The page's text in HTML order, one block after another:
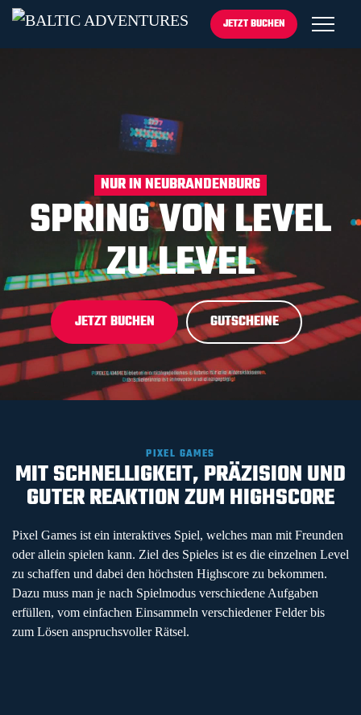
JETZT BUCHEN
NUR IN NEUBRANDENBURG
SPRING VONLEVEL
ZU LEVEL
JETZT BUCHEN GUTSCHEINE
PIXEL GAMES
MIT SCHNELLIGKEIT, PRÄZISION UND
GUTER REAKTION ZUM HIGHSCORE
Pixel Games ist ein interaktives Spiel, welches man mit Freunden
oder allein spielen kann. Ziel des Spieles ist es die einzelnen Level
zu schaffen und dabei den höchsten Highscore zu bekommen.
Dazu muss man je nach Spielmodus verschiedene Aufgaben
erfüllen, vom einfachen Einsammeln verschiedener Felder bis
zum Lösen anspruchsvoller Rätsel.